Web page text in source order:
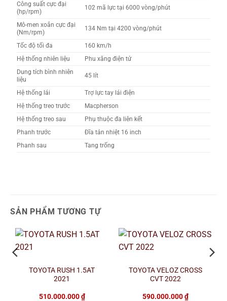
Công suất cực đại
(hp/rpm)
102 mã lực tại 6000 vòng/phút
Mô-men xoắn cực đại
(Nm/rpm)
134 Nm tại 4200 vòng/phút
Tốc độ tối đa
160 km/h
Hệ thống nhiên liệu
Phu xăng điện tử
Dung tích bình nhiên
liệu
45 lít
Hệ thống lái
Trợ lực tay lái điện
Hệ thống treo trước
Macpherson
Hệ thống treo sau
Phụ thuộc đa liên kết
Phanh trước
Đĩa tản nhiệt 16 inch
Phanh sau
Tang trống
SẢN PHẨM TƯƠNG TỰ
TOYOTA RUSH 1.5AT
2021
510.000.000₫
TOYOTA VELOZ CROSS
CVT 2022
590.000.000₫